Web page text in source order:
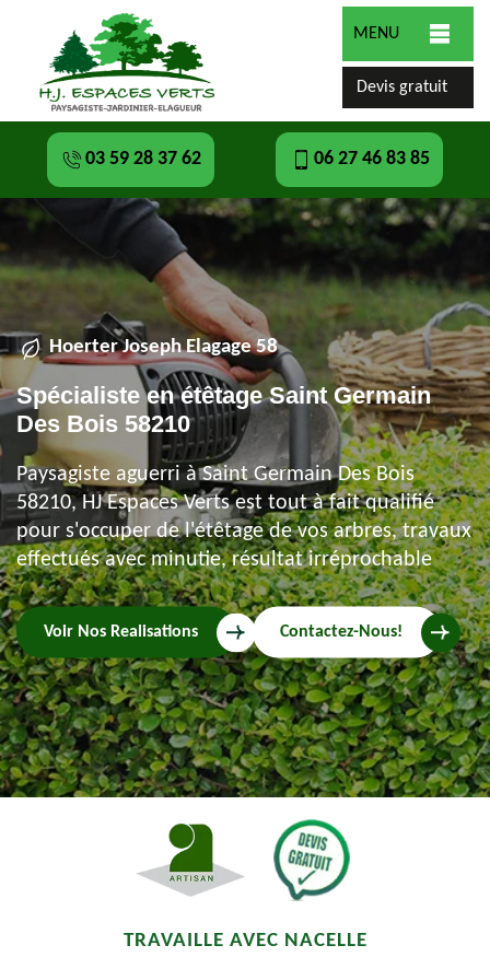
MENU
Devis gratuit
03 59 28 37 62 06 27 46 83 85
Hoerter Joseph Elagage 58
Spécialiste en étêtage Saint Germain
Des Bois 58210
Paysagiste aguerri à Saint Germain Des Bois
58210, HJ Espaces Verts est tout à fait qualifié
pour s'occuper de l'étêtage de vos arbres, travaux
effectués avec minutie, résultat irréprochable
Voir Nos Realisations Contactez-Nous!
TRAVAILLE AVEC NACELLE